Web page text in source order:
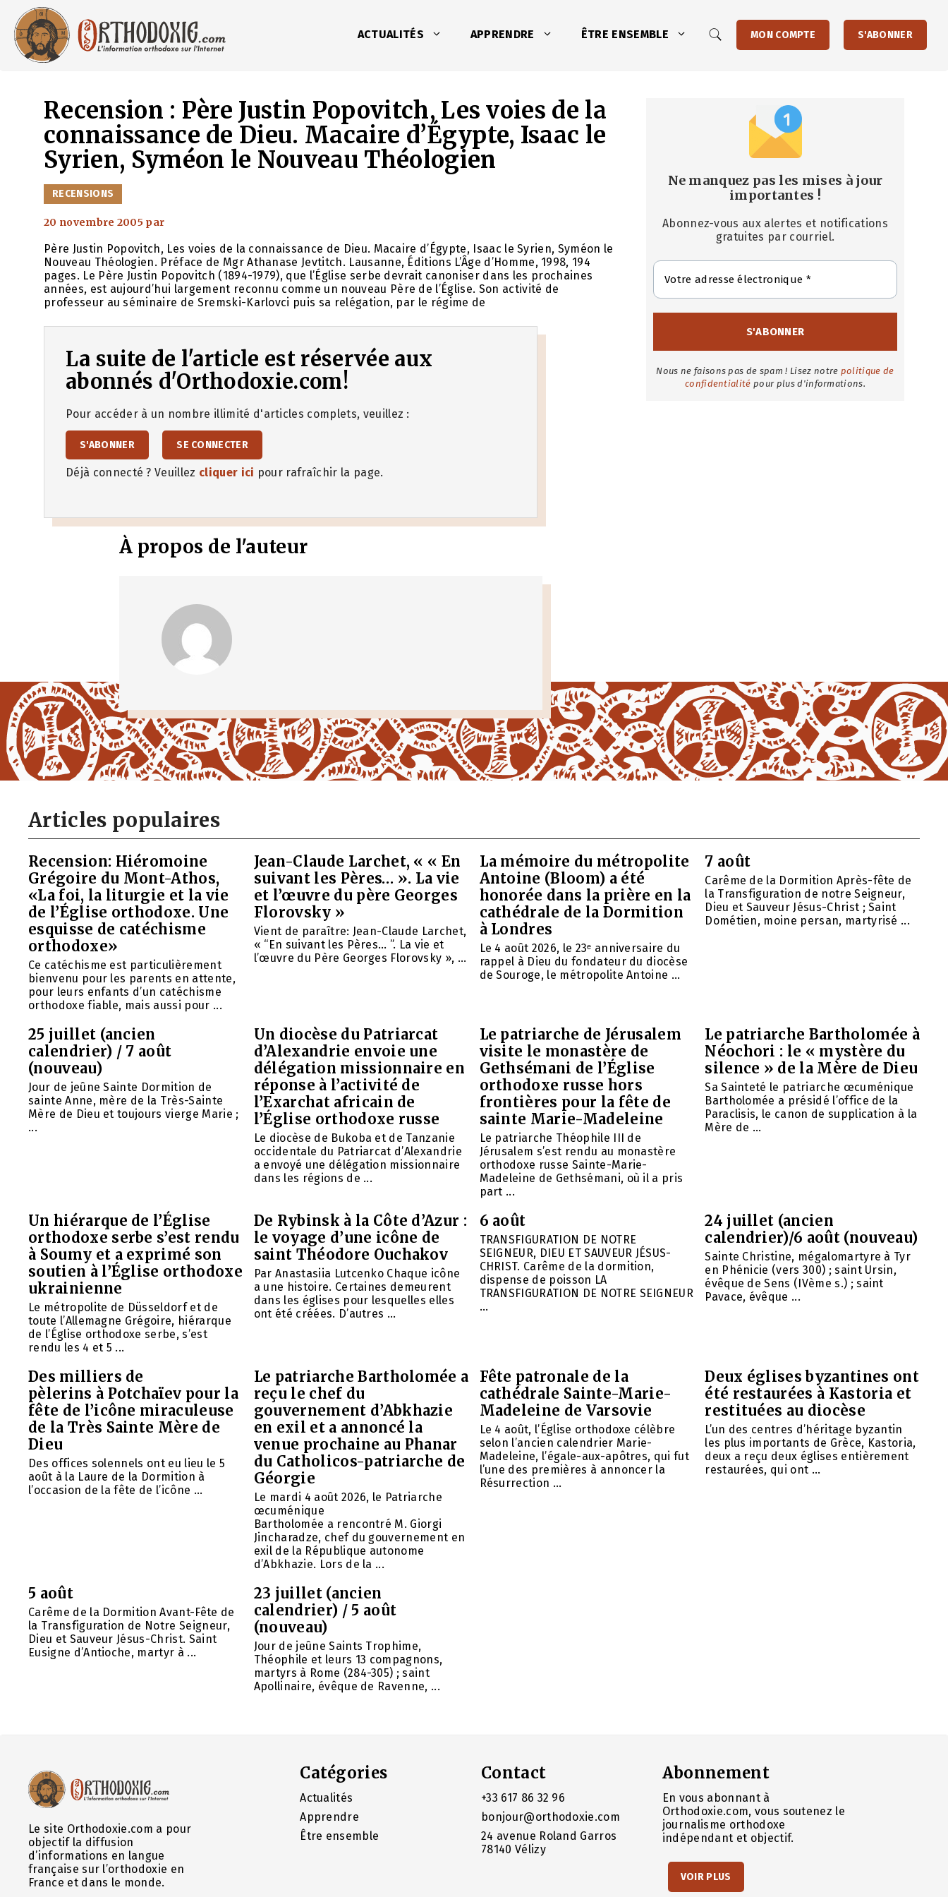
contenu
ACTUALITÉS APPRENDRE ÊTRE ENSEMBLE MON COMPTE S'ABONNER
Recension : Père Justin Popovitch, Les voies de la
connaissance de Dieu. Macaire d’Égypte, Isaac le
Syrien, Syméon le Nouveau Théologien
CATÉGORIES
RECENSIONS
20 novembre 2005 par
Père Justin Popovitch, Les voies de la connaissance de Dieu. Macaire d’Égypte, Isaac le Syrien, Syméon le
Nouveau Théologien. Préface de Mgr Athanase Jevtitch. Lausanne, Éditions L’Âge d’Homme, 1998, 194
pages. Le Père Justin Popovitch (1894-1979), que l’Église serbe devrait canoniser dans les prochaines
années, est aujourd’hui largement reconnu comme un nouveau Père de l’Église. Son activité de
professeur au séminaire de Sremski-Karlovci puis sa relégation, par le régime de
La suite de l'article est réservée aux
abonnés d'Orthodoxie.com!
Pour accéder à un nombre illimité d'articles complets, veuillez :
S'ABONNER SE CONNECTER
Déjà connecté ? Veuillez cliquer ici pour rafraîchir la page.
À propos de l'auteur
Ne manquez pas les mises à jour
importantes !
Abonnez-vous aux alertes et notifications
gratuites par courriel.
Nous ne faisons pas de spam ! Lisez notre politique de
confidentialité pour plus d'informations.
Articles populaires
Recension: Hiéromoine
Grégoire du Mont-Athos,
«La foi, la liturgie et la vie
de l’Église orthodoxe. Une
esquisse de catéchisme
orthodoxe»
Ce catéchisme est particulièrement
bienvenu pour les parents en attente,
pour leurs enfants d’un catéchisme
orthodoxe fiable, mais aussi pour ...
Jean-Claude Larchet, « « En
suivant les Pères… ». La vie
et l’œuvre du père Georges
Florovsky »
Vient de paraître: Jean-Claude Larchet,
« “En suivant les Pères… ”. La vie et
l’œuvre du Père Georges Florovsky », ...
La mémoire du métropolite
Antoine (Bloom) a été
honorée dans la prière en la
cathédrale de la Dormition
à Londres
Le 4 août 2026, le 23ᵉ anniversaire du
rappel à Dieu du fondateur du diocèse
de Souroge, le métropolite Antoine ...
7 août
Carême de la Dormition Après-fête de
la Transfiguration de notre Seigneur,
Dieu et Sauveur Jésus-Christ ; Saint
Dométien, moine persan, martyrisé ...
25 juillet (ancien
calendrier) / 7 août
(nouveau)
Jour de jeûne Sainte Dormition de
sainte Anne, mère de la Très-Sainte
Mère de Dieu et toujours vierge Marie ;
...
Un diocèse du Patriarcat
d’Alexandrie envoie une
délégation missionnaire en
réponse à l’activité de
l’Exarchat africain de
l’Église orthodoxe russe
Le diocèse de Bukoba et de Tanzanie
occidentale du Patriarcat d’Alexandrie
a envoyé une délégation missionnaire
dans les régions de ...
Le patriarche de Jérusalem
visite le monastère de
Gethsémani de l’Église
orthodoxe russe hors
frontières pour la fête de
sainte Marie-Madeleine
Le patriarche Théophile III de
Jérusalem s’est rendu au monastère
orthodoxe russe Sainte-Marie-
Madeleine de Gethsémani, où il a pris
part ...
Le patriarche Bartholomée à
Néochori : le « mystère du
silence » de la Mère de Dieu
Sa Sainteté le patriarche œcuménique
Bartholomée a présidé l’office de la
Paraclisis, le canon de supplication à la
Mère de ...
Un hiérarque de l’Église
orthodoxe serbe s’est rendu
à Soumy et a exprimé son
soutien à l’Église orthodoxe
ukrainienne
Le métropolite de Düsseldorf et de
toute l’Allemagne Grégoire, hiérarque
de l’Église orthodoxe serbe, s’est
rendu les 4 et 5 ...
De Rybinsk à la Côte d’Azur :
le voyage d’une icône de
saint Théodore Ouchakov
Par Anastasiia Lutcenko Chaque icône
a une histoire. Certaines demeurent
dans les églises pour lesquelles elles
ont été créées. D’autres ...
6 août
TRANSFIGURATION DE NOTRE
SEIGNEUR, DIEU ET SAUVEUR JÉSUS-
CHRIST. Carême de la dormition,
dispense de poisson LA
TRANSFIGURATION DE NOTRE SEIGNEUR
...
24 juillet (ancien
calendrier)/6 août (nouveau)
Sainte Christine, mégalomartyre à Tyr
en Phénicie (vers 300) ; saint Ursin,
évêque de Sens (IVème s.) ; saint
Pavace, évêque ...
Des milliers de
pèlerins à Potchaïev pour la
fête de l’icône miraculeuse
de la Très Sainte Mère de
Dieu
Des offices solennels ont eu lieu le 5
août à la Laure de la Dormition à
l’occasion de la fête de l’icône ...
Le patriarche Bartholomée a
reçu le chef du
gouvernement d’Abkhazie
en exil et a annoncé la
venue prochaine au Phanar
du Catholicos-patriarche de
Géorgie
Le mardi 4 août 2026, le Patriarche
œcuménique
Bartholomée a rencontré M. Giorgi
Jincharadze, chef du gouvernement en
exil de la République autonome
d’Abkhazie. Lors de la ...
Fête patronale de la
cathédrale Sainte-Marie-
Madeleine de Varsovie
Le 4 août, l’Église orthodoxe célèbre
selon l’ancien calendrier Marie-
Madeleine, l’égale-aux-apôtres, qui fut
l’une des premières à annoncer la
Résurrection ...
Deux églises byzantines ont
été restaurées à Kastoria et
restituées au diocèse
L’un des centres d’héritage byzantin
les plus importants de Grèce, Kastoria,
deux a reçu deux églises entièrement
restaurées, qui ont ...
5 août
Carême de la Dormition Avant-Fête de
la Transfiguration de Notre Seigneur,
Dieu et Sauveur Jésus-Christ. Saint
Eusigne d’Antioche, martyr à ...
23 juillet (ancien
calendrier) / 5 août
(nouveau)
Jour de jeûne Saints Trophime,
Théophile et leurs 13 compagnons,
martyrs à Rome (284-305) ; saint
Apollinaire, évêque de Ravenne, ...
Le site Orthodoxie.com a pour
objectif la diffusion
d’informations en langue
française sur l’orthodoxie en
France et dans le monde.
Catégories
Actualités
Apprendre
Être ensemble
Contact
+33 617 86 32 96
bonjour@orthodoxie.com
24 avenue Roland Garros
78140 Vélizy
Abonnement
En vous abonnant à
Orthodoxie.com, vous soutenez le
journalisme orthodoxe
indépendant et objectif.
VOIR PLUS